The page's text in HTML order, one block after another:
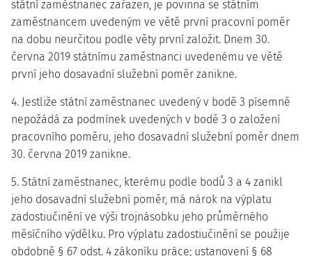
státní zaměstnanec zařazen, je povinna se státním
zaměstnancem uvedeným ve větě první pracovní poměr
na dobu neurčitou podle věty první založit. Dnem 30.
června 2019 státnímu zaměstnanci uvedenému ve větě
první jeho dosavadní služební poměr zanikne.
4. Jestliže státní zaměstnanec uvedený v bodě 3 písemně
nepožádá za podmínek uvedených v bodě 3 o založení
pracovního poměru, jeho dosavadní služební poměr dnem
30. června 2019 zanikne.
5. Státní zaměstnanec, kterému podle bodů 3 a 4 zanikl
jeho dosavadní služební poměr, má nárok na výplatu
zadostiučinění ve výši trojnásobku jeho průměrného
měsíčního výdělku. Pro výplatu zadostiučinění se použije
obdobně § 67 odst. 4 zákoníku práce; ustanovení § 68